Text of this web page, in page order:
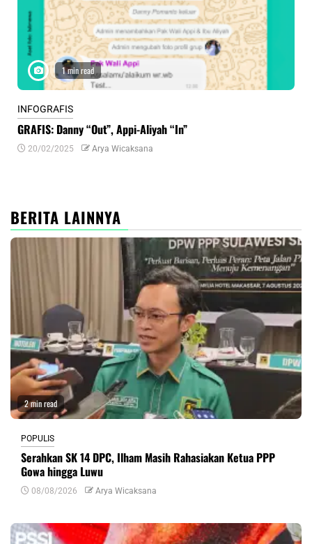
1 min read
INFOGRAFIS
GRAFIS: Danny “Out”, Appi-Aliyah “In”
20/02/2025 Arya Wicaksana
BERITA LAINNYA
2 min read
POPULIS
Serahkan SK 14 DPC, Ilham Masih Rahasiakan Ketua PPP
Gowa hingga Luwu
08/08/2026 Arya Wicaksana